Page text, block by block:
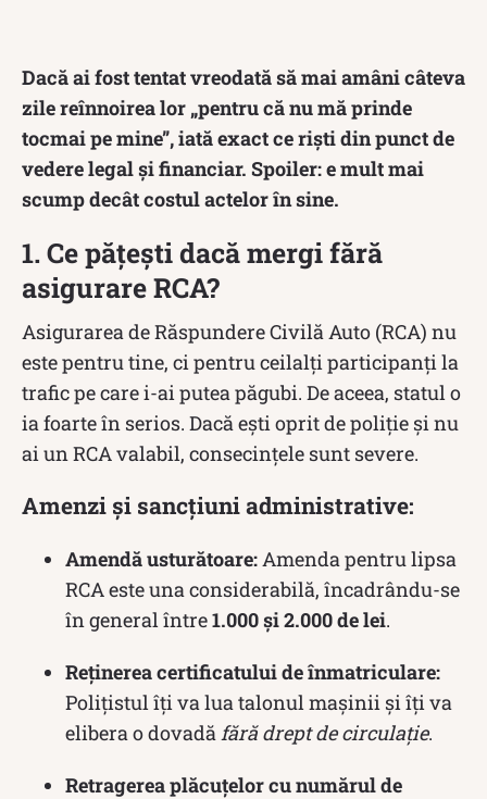
Dacă ai fost tentat vreodată să mai amâni câteva
zile reînnoirea lor „pentru că nu mă prinde
tocmai pe mine”, iată exact ce riști din punct de
vedere legal și financiar. Spoiler: e mult mai
scump decât costul actelor în sine.
1. Ce pățești dacă mergi fără
asigurare RCA?
Asigurarea de Răspundere Civilă Auto (RCA) nu
este pentru tine, ci pentru ceilalți participanți la
trafic pe care i-ai putea păgubi. De aceea, statul o
ia foarte în serios. Dacă ești oprit de poliție și nu
ai un RCA valabil, consecințele sunt severe.
Amenzi și sancțiuni administrative:
Amendă usturătoare: Amenda pentru lipsa
RCA este una considerabilă, încadrându-se
în general între1.000 și 2.000 de lei.
Reținerea certificatului de înmatriculare:
Polițistul îți va lua talonul mașinii și îți va
elibera o dovadă fără drept de circulație.
Retragerea plăcuțelor cu numărul de